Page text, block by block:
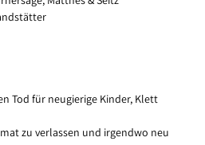
Tod für neugierige Kinder, Klett
zu verlassen und irgendwo neu